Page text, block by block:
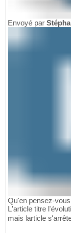
Envoyé par
Qu'en pensez-
L'article titre
mais larticle